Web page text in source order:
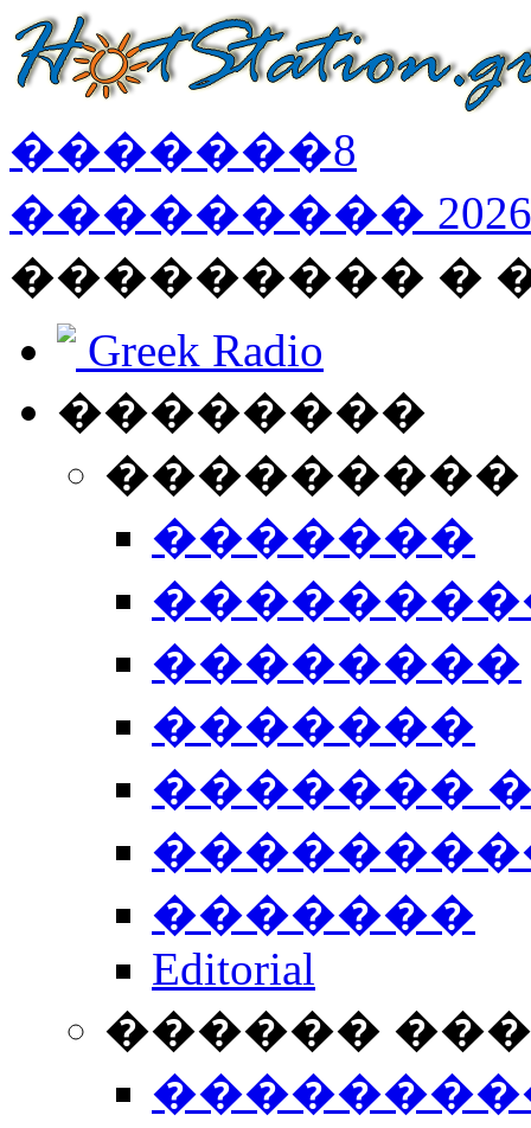
�������8
��������� 2026
��������� �
Greek Radio
��������
�������
��������
�������
�������
�������
Editorial
������